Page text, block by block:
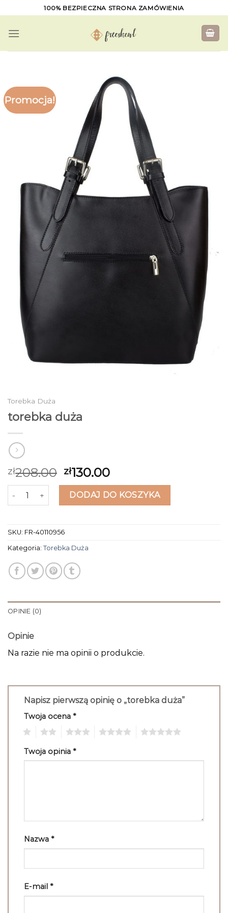
to
content
100% BEZPIECZNA STRONA ZAMÓWIENIA
Promocja!
Torebka Duża
torebka duża
zł208.00 zł130.00
ilość torebka dużaDODAJ DO KOSZYKA
SKU: FR-40110956
Kategoria: Torebka Duża
OPINIE (0)
Opinie
Na razie nie ma opinii o produkcie.
Napisz pierwszą opinię o „torebka duża”
Twoja ocena *
Twoja opinia *
Nazwa *
E-mail *